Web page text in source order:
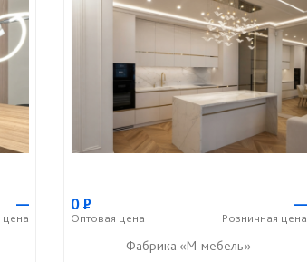
—
цена
0Р
Оптовая цена
—
Розничная цена
Фабрика «М-мебель»